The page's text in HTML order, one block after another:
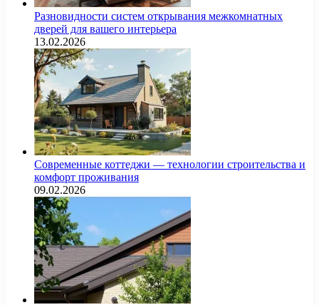
Разновидности систем открывания межкомнатных
дверей для вашего интерьера
13.02.2026
Современные коттеджи — технологии строительства и
комфорт проживания
09.02.2026